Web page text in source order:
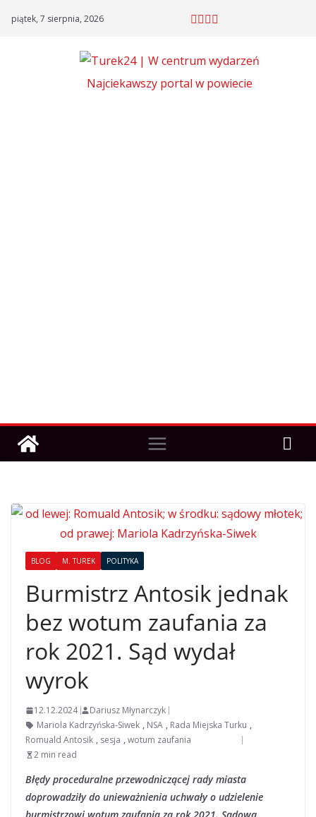
piątek, 7 sierpnia, 2026
Najciekawszy portal w powiecie
BLOG M. TUREK POLITYKA
Burmistrz Antosik jednak
bez wotum zaufania za
rok 2021. Sąd wydał
wyrok
12.12.2024
Dariusz Młynarczyk
Mariola Kadrzyńska-Siwek , NSA , Rada Miejska Turku ,
Romuald Antosik , sesja , wotum zaufania
2 min read
Błędy proceduralne przewodniczącej rady miasta
doprowadziły do unieważnienia uchwały o udzielenie